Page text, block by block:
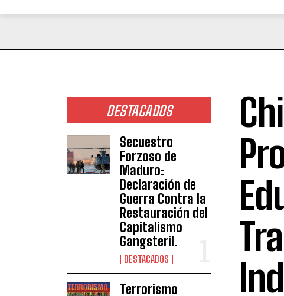
DESTACADOS
Secuestro
Forzoso de
Maduro:
Declaración de
Guerra Contra la
Restauración del
Capitalismo
Gangsteril.
DESTACADOS
Terrorismo